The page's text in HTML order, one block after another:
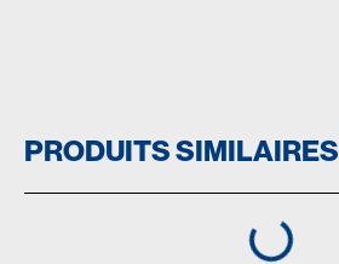
PRODUITS SIMILAIRES